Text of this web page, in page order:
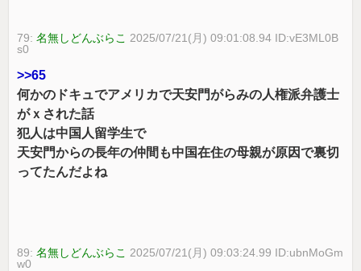
79:名無しどんぶらこ 2025/07/21(月) 09:01:08.94 ID:vE3ML0B
s0
>>65
何かのドキュでアメリカで天安門がらみの人権派弁護士
がｘされた話
犯人は中国人留学生で
天安門からの長年の仲間も中国在住の母親が原因で裏切
ってたんだよね
89:名無しどんぶらこ 2025/07/21(月) 09:03:24.99 ID:ubnMoGm
w0